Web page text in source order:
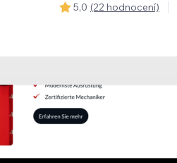
5,0 (22 hodnocení)